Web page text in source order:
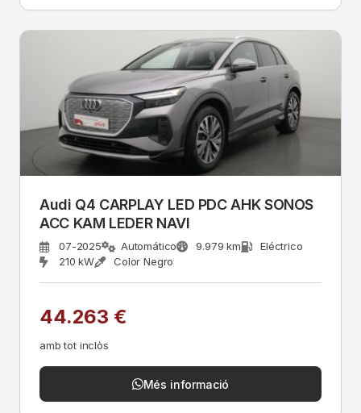
Audi Q4 CARPLAY LED PDC AHK SONOS
ACC KAM LEDER NAVI
07-2025 Automático 9.979 km
Eléctrico
210 kW
Color Negro
44.263 €
amb tot inclòs
Més informació